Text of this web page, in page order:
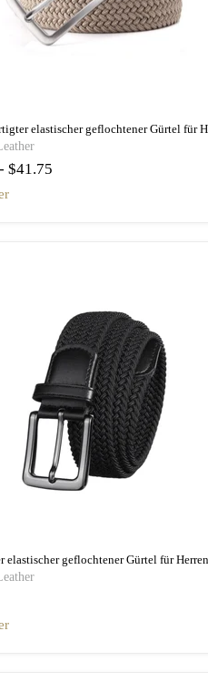
- $41.75